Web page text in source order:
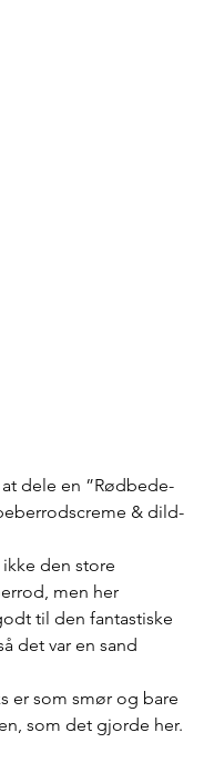
dele en ”Rødbede-
& dild-
den store
men her
til den fantastiske
det var en sand
er som smør og bare
som det gjorde her.